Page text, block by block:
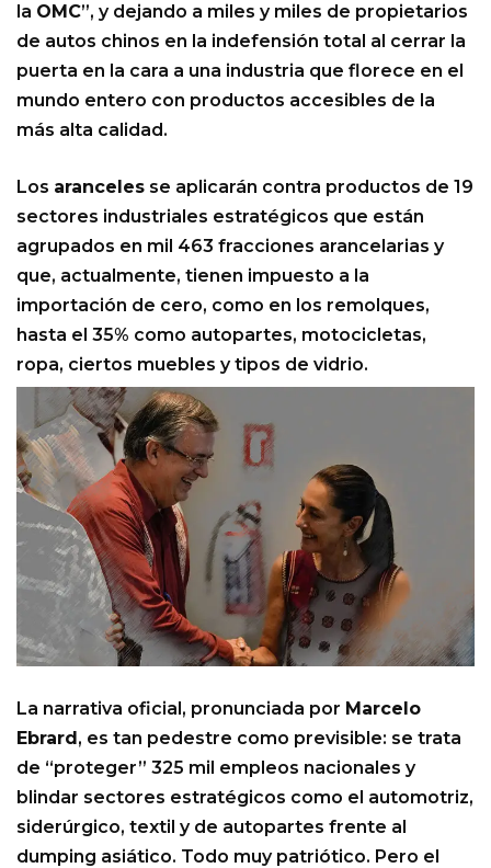
la OMC”, y dejando a miles y miles de propietarios
de autos chinos en la indefensión total al cerrar la
puerta en la cara a una industria que florece en el
mundo entero con productos accesibles de la
más alta calidad.
Los aranceles se aplicarán contra productos de 19
sectores industriales estratégicos que están
agrupados en mil 463 fracciones arancelarias y
que, actualmente, tienen impuesto a la
importación de cero, como en los remolques,
hasta el 35% como autopartes, motocicletas,
ropa, ciertos muebles y tipos de vidrio.
La narrativa oficial, pronunciada por Marcelo
Ebrard, es tan pedestre como previsible: se trata
de “proteger” 325 mil empleos nacionales y
blindar sectores estratégicos como el automotriz,
siderúrgico, textil y de autopartes frente al
dumping asiático. Todo muy patriótico. Pero el